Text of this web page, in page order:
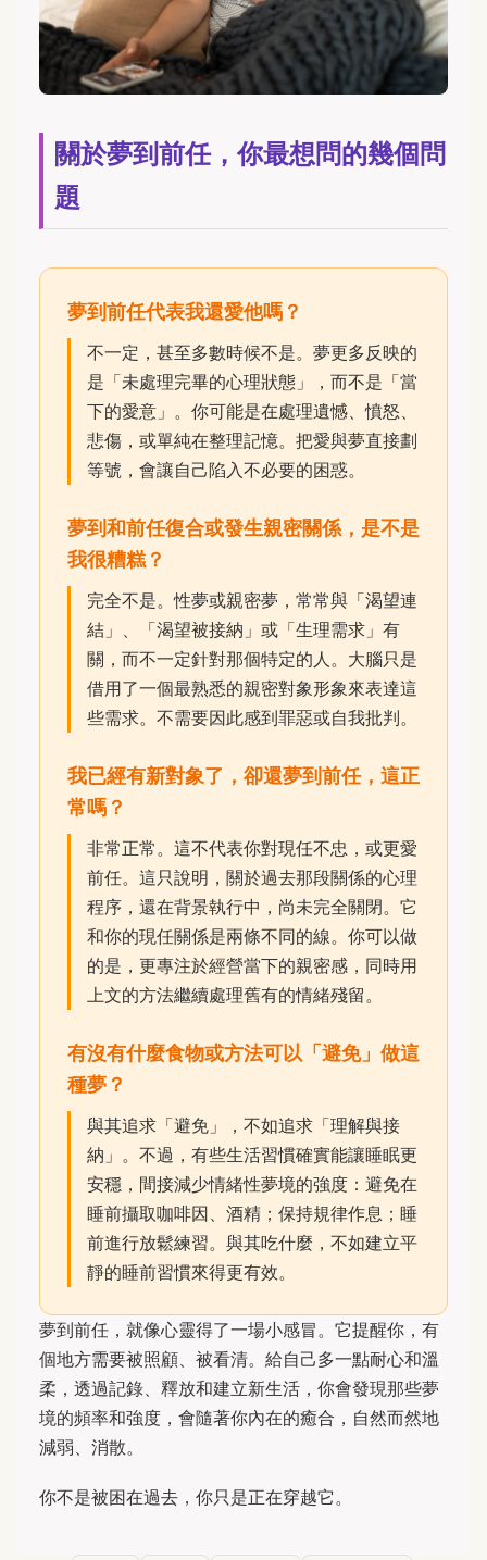
關於夢到前任，你最想問的幾個問
題
夢到前任代表我還愛他嗎？
不一定，甚至多數時候不是。夢更多反映的
是「未處理完畢的心理狀態」，而不是「當
下的愛意」。你可能是在處理遺憾、憤怒、
悲傷，或單純在整理記憶。把愛與夢直接劃
等號，會讓自己陷入不必要的困惑。
夢到和前任復合或發生親密關係，是不是
我很糟糕？
完全不是。性夢或親密夢，常常與「渴望連
結」、「渴望被接納」或「生理需求」有
關，而不一定針對那個特定的人。大腦只是
借用了一個最熟悉的親密對象形象來表達這
些需求。不需要因此感到罪惡或自我批判。
我已經有新對象了，卻還夢到前任，這正
常嗎？
非常正常。這不代表你對現任不忠，或更愛
前任。這只說明，關於過去那段關係的心理
程序，還在背景執行中，尚未完全關閉。它
和你的現任關係是兩條不同的線。你可以做
的是，更專注於經營當下的親密感，同時用
上文的方法繼續處理舊有的情緒殘留。
有沒有什麼食物或方法可以「避免」做這
種夢？
與其追求「避免」，不如追求「理解與接
納」。不過，有些生活習慣確實能讓睡眠更
安穩，間接減少情緒性夢境的強度：避免在
睡前攝取咖啡因、酒精；保持規律作息；睡
前進行放鬆練習。與其吃什麼，不如建立平
靜的睡前習慣來得更有效。
夢到前任，就像心靈得了一場小感冒。它提醒你，有
個地方需要被照顧、被看清。給自己多一點耐心和溫
柔，透過記錄、釋放和建立新生活，你會發現那些夢
境的頻率和強度，會隨著你內在的癒合，自然而然地
減弱、消散。
你不是被困在過去，你只是正在穿越它。